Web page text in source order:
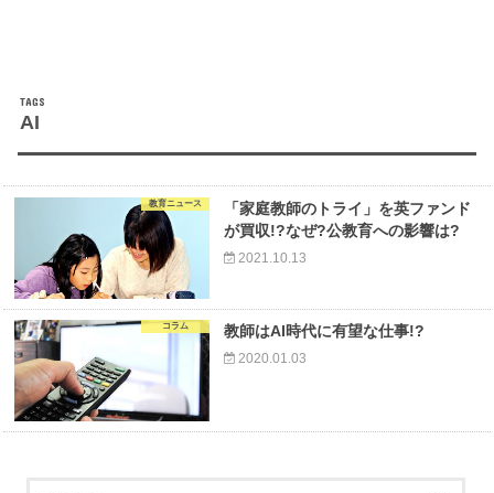
AI
教育ニュース
「家庭教師のトライ」を英ファンド
が買収!?なぜ?公教育への影響は?
2021.10.13
コラム 教師はAI時代に有望な仕事!?
2020.01.03